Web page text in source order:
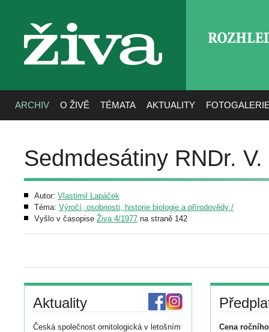
živa
ARCHIV O ŽIVĚ TÉMATA AKTUALITY
Sedmdesátiny RNDr.
Autor: Vlastimil Lapáček
Téma: Výročí, osobnosti, historie biologie a přírodovědy /
Vyšlo v časopise Živa 4/1977 na straně 142
Aktuality
Česká společnost ornitologická v letošním
Cena